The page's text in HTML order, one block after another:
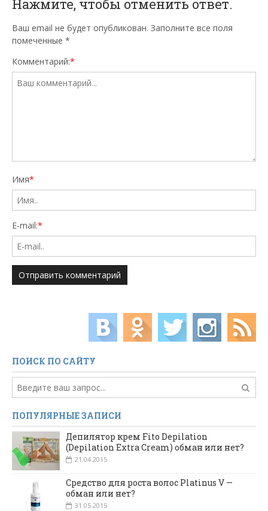
Нажмите, чтобы отменить ответ.
Ваш email не будет опубликован. Заполните все поля
помеченные *
Комментарий:*
Имя*
E-mail:*
ПОИСК ПО САЙТУ
ПОПУЛЯРНЫЕ ЗАПИСИ
Депилятор крем Fito Depilation
(Depilation Extra Cream) обман или нет?
21.04.2015
Средство для роста волос Platinus V —
обман или нет?
31.05.2015